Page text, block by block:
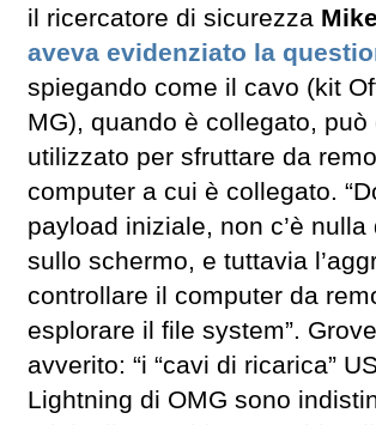
il ricercatore di sicurezza
aveva evidenziato la
spiegando come il cavo (kit
MG), quando è collegato, può
utilizzato per sfruttare da
computer a cui è collegato.
payload iniziale, non c’è nulla
sullo schermo, e tuttavia
controllare il computer da
esplorare il file system”.
avverito: “i “cavi di ricarica”
Lightning di OMG sono